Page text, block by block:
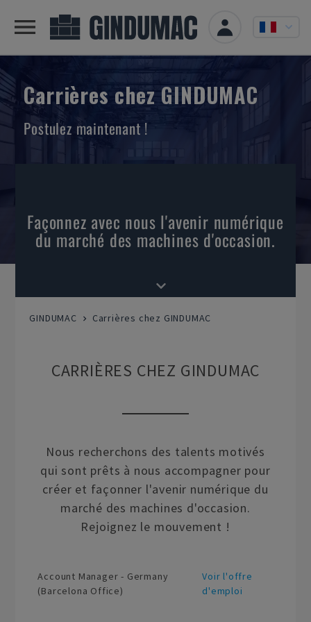
Carrières chez GINDUMAC
Postulez maintenant !
Façonnez avec nous l'avenir numérique
du marché des machines d'occasion.
GINDUMAC Carrières chez GINDUMAC
CARRIÈRES CHEZ GINDUMAC
Nous recherchons des talents motivés
qui sont prêts à nous accompagner pour
créer et façonner l'avenir numérique du
marché des machines d'occasion.
Rejoignez le mouvement !
Account Manager - Germany
(Barcelona Office)
Voir l'offre
d'emploi